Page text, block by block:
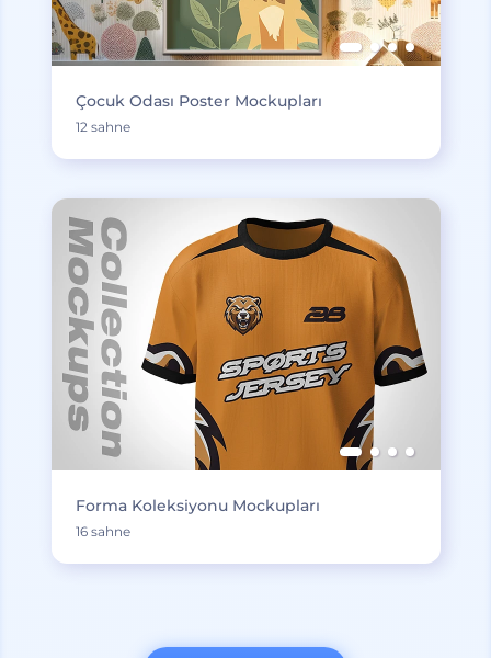
Çocuk Odası Poster Mockupları
12 sahne
Forma Koleksiyonu Mockupları
16 sahne